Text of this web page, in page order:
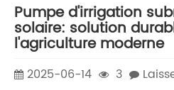
Pumpe d'irrigation
solaire: solution
l'agriculture moderne
2025-06-14 3